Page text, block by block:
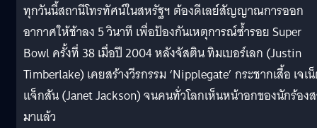
ทุกวันนี้สถานีโทรทัศน์ในสหรัฐฯ ต้องดีเลย์สัญญาณการออก
อากาศให้ช้าลง 5 วินาที เพื่อป้องกันเหตุการณ์ซ้ำรอย Super
Bowl ครั้งที่ 38 เมื่อปี 2004 หลังจัสติน ทิมเบอร์เลก (Justin
Timberlake) เคยสร้างวีรกรรม ‘Nipplegate’ กระชากเสื้อ เจเ
แจ็กสัน (Janet Jackson) จนคนทั่วโลกเห็นหน้าอกของนักร้อง
มาแล้ว